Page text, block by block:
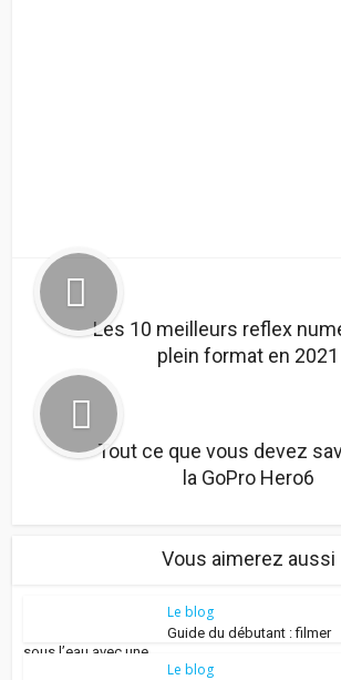
Les 10 meilleurs reflex
plein format en 2021
Tout ce que vous devez
la GoPro Hero6
Vous aimerez aussi
Le blog
Guide du débutant : filmer
sous l’eau avec une...
Le blog